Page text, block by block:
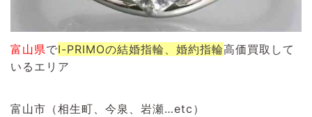
富山県でI-PRIMOの結婚指輪、婚約指輪高価買取して
いるエリア
富山市（相生町、今泉、岩瀬…etc）